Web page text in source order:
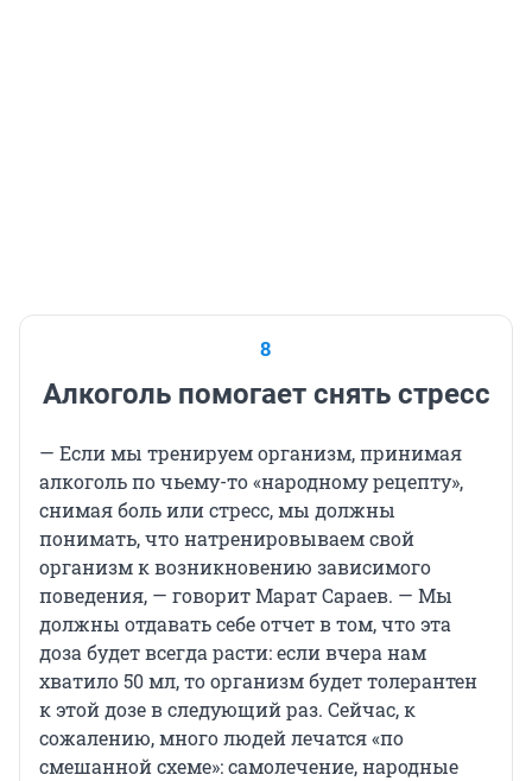
8
Алкоголь помогает снять стресс
— Если мы тренируем организм, принимая
алкоголь по чьему-то «народному рецепту»,
снимая боль или стресс, мы должны
понимать, что натренировываем свой
организм к возникновению зависимого
поведения, — говорит Марат Сараев. — Мы
должны отдавать себе отчет в том, что эта
доза будет всегда расти: если вчера нам
хватило 50 мл, то организм будет толерантен
к этой дозе в следующий раз. Сейчас, к
сожалению, много людей лечатся «по
смешанной схеме»: самолечение, народные